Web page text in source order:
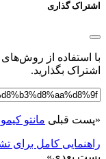
اشتراک گذاری
با استفاده از
اشتراک بگذارید.
«پست قبلی مانتو
راهنمایی کامل برای
پست بعدی»